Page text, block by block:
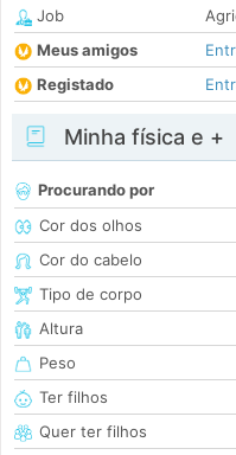
Job
Meus amigos
Registado
Minha física e +
Procurando por
Cor dos olhos
Cor do cabelo
Tipo de corpo
Altura
Peso
Ter filhos
Quer ter filhos